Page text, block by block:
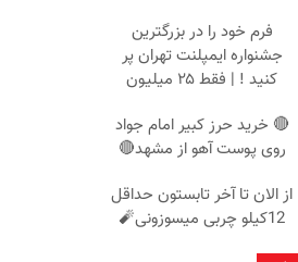
فرم خود را در بزرگترین
جشنواره ایمپلنت تهران پر
کنید ! | فقط ۲۵ میلیون
🔴 خرید حرز کبیر امام جواد
روی پوست آهو از مشهد🔴
از الان تا آخر تابستون حداقل
12کیلو چربی میسوزونی🧨